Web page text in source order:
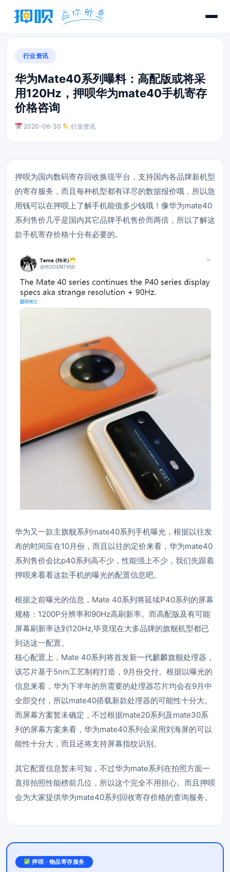
行业资讯
华为Mate40系列曝料：高配版或将采
用120Hz，押呗华为mate40手机寄存
价格咨询
2020-06-30 行业资讯
押呗为国内数码寄存回收换现平台，支持国内各品牌新机型
的寄存服务，而且每种机型都有详尽的数据报价哦，所以急
用钱可以在押呗上了解手机能值多少钱哦！像华为mate40
系列售价几乎是国内其它品牌手机售价而两倍，所以了解这
款手机寄存价格十分有必要的。
华为又一款主旗舰系列mate40系列手机曝光，根据以往发
布的时间应在10月份，而且以往的定价来看，华为mate40
系列售价会比p40系列高不少，性能强上不少，我们先跟着
押呗来看看这款手机的曝光的配置信息吧。
根据之前曝光的信息，Mate 40系列将延续P40系列的屏幕
规格：1200P分辨率和90Hz高刷新率。而高配版及有可能
屏幕刷新率达到120Hz,毕竟现在大多品牌的旗舰机型都已
到达这一配置。
核心配置上，Mate 40系列将首发新一代麒麟旗舰处理器，
该芯片基于5nm工艺制程打造，9月份交付。根据以曝光的
信息来看，华为下半年的所需要的处理器芯片均会在9月中
全部交付，所以mate40搭载新款处理器的可能性十分大。
而屏幕方案暂未确定，不过根据mate20系列及mate30系
列的屏幕方案来看，华为mate40系列会采用刘海屏的可以
能性十分大，而且还将支持屏幕指纹识别。
其它配置信息暂未可知，不过华为mate系列在拍照方面一
直排拍照性能榜前几位，所以这个完全不用担心。而且押呗
会为大家提供华为mate40系列回收寄存价格的查询服务。
押呗 · 物品寄存服务